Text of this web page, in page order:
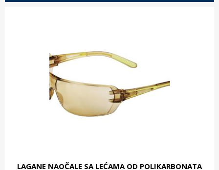
LAGANE NAOČALE SA LEĆAMA OD POLIKARBONATA